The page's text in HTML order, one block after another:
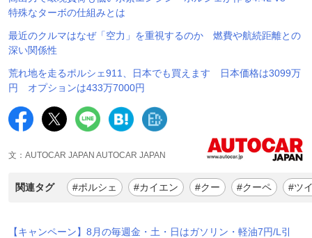
特殊なターボの仕組みとは
最近のクルマはなぜ「空力」を重視するのか 燃費や航続距離との
深い関係性
荒れ地を走るポルシェ911、日本でも買えます 日本価格は3099万
円 オプションは433万7000円
文：AUTOCAR JAPAN AUTOCAR JAPAN
関連タグ #ポルシェ #カイエン #クー #クーペ #ツ
【キャンペーン】8月の毎週金・土・日はガソリン・軽油7円/L引